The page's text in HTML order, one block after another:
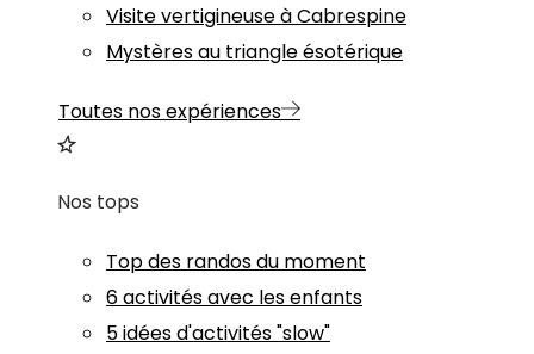
Visite vertigineuse à Cabrespine
Mystères au triangle ésotérique
Toutes nos expériences
Nos tops
Top des randos du moment
6 activités avec les enfants
5 idées d'activités "slow"